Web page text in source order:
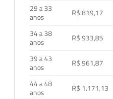
29 a 33
anos
R$ 819,17
34 a 38
anos
R$ 933,85
39 a 43
anos
R$ 961,87
44 a 48
anos
R$ 1.171,13